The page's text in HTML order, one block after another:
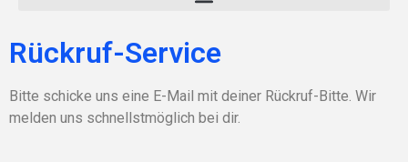
Rückruf-Service
Bitte schicke uns eine E-Mail mit deiner Rückruf-Bitte. Wir
melden uns schnellstmöglich bei dir.